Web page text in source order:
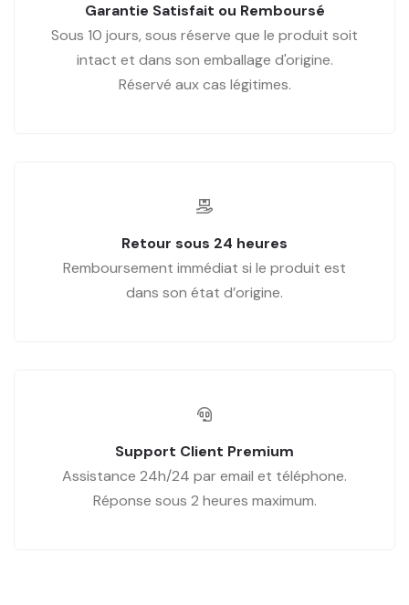
Garantie Satisfait ou Remboursé
Sous 10 jours, sous réserve que le produit soit
intact et dans son emballage d'origine.
Réservé aux cas légitimes.
Retour sous 24 heures
Remboursement immédiat si le produit est
dans son état d’origine.
Support Client Premium
Assistance 24h/24 par email et téléphone.
Réponse sous 2 heures maximum.